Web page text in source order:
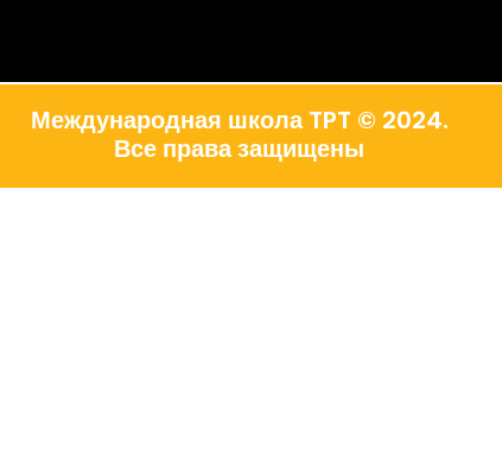
Международная школа TPT © 2024.
Все права защищены